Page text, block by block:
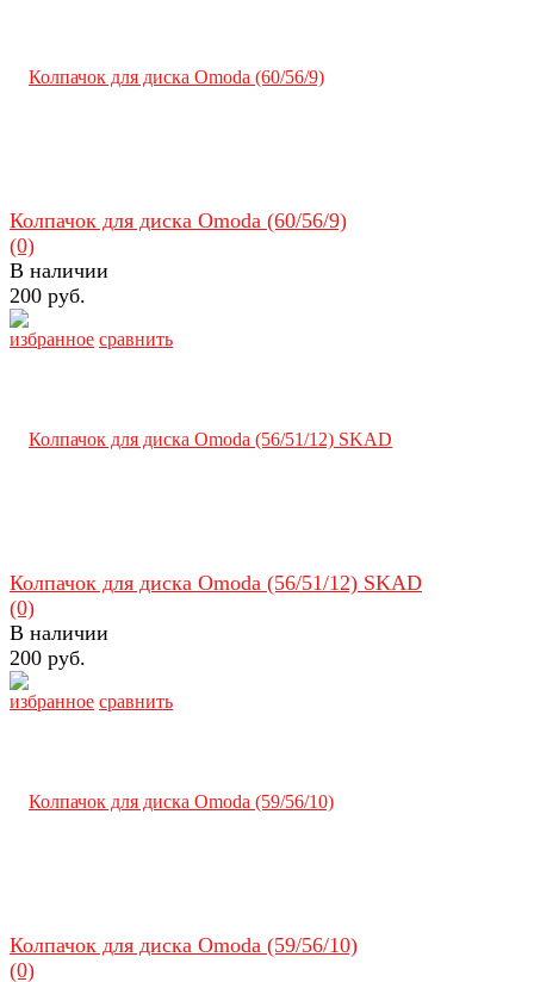
избранное сравнить
Колпачок для диска Omoda (60/56/9)
(0)
В наличии
200 руб.
избранное сравнить
Колпачок для диска Omoda (56/51/12) SKAD
(0)
В наличии
200 руб.
Колпачок для диска Omoda (59/56/10)
(0)